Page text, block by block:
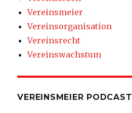
Vereinsmeier
Vereinsorganisation
Vereinsrecht
Vereinswachstum
VEREINSMEIER PODCAST